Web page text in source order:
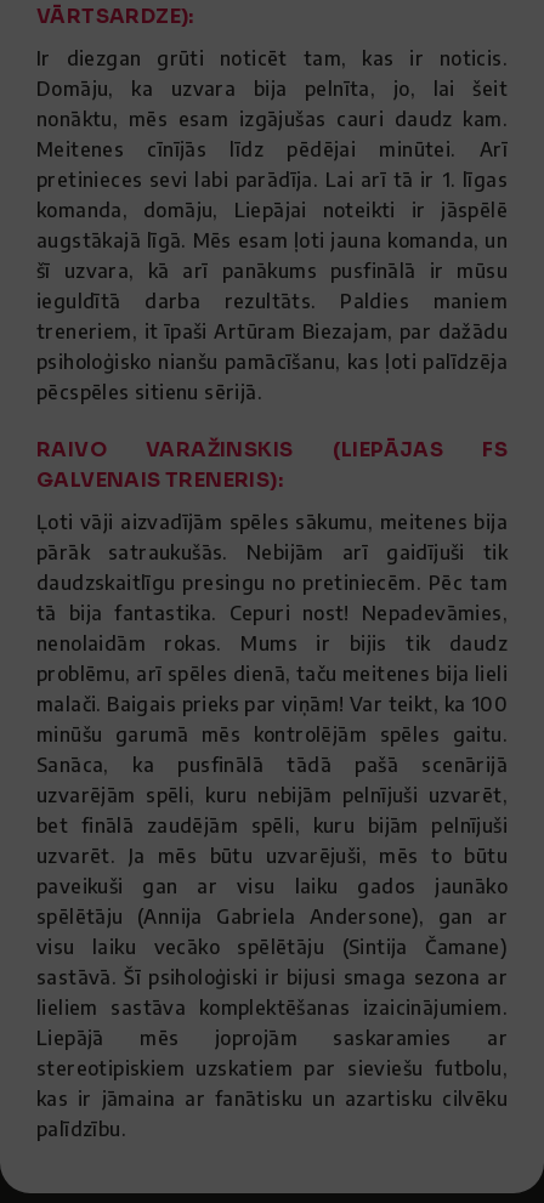
VĀRTSARDZE):
Ir diezgan grūti noticēt tam, kas ir noticis.
Domāju, ka uzvara bija pelnīta, jo, lai šeit
nonāktu, mēs esam izgājušas cauri daudz kam.
Meitenes cīnījās līdz pēdējai minūtei. Arī
pretinieces sevi labi parādīja. Lai arī tā ir 1. līgas
komanda, domāju, Liepājai noteikti ir jāspēlē
augstākajā līgā. Mēs esam ļoti jauna komanda, un
šī uzvara, kā arī panākums pusfinālā ir mūsu
ieguldītā darba rezultāts. Paldies maniem
treneriem, it īpaši Artūram Biezajam, par dažādu
psiholoģisko nianšu pamācīšanu, kas ļoti palīdzēja
pēcspēles sitienu sērijā.
RAIVO VARAŽINSKIS (LIEPĀJAS FS
GALVENAIS TRENERIS):
Ļoti vāji aizvadījām spēles sākumu, meitenes bija
pārāk satraukušās. Nebijām arī gaidījuši tik
daudzskaitlīgu presingu no pretiniecēm. Pēc tam
tā bija fantastika. Cepuri nost! Nepadevāmies,
nenolaidām rokas. Mums ir bijis tik daudz
problēmu, arī spēles dienā, taču meitenes bija lieli
malači. Baigais prieks par viņām! Var teikt, ka 100
minūšu garumā mēs kontrolējām spēles gaitu.
Sanāca, ka pusfinālā tādā pašā scenārijā
uzvarējām spēli, kuru nebijām pelnījuši uzvarēt,
bet finālā zaudējām spēli, kuru bijām pelnījuši
uzvarēt. Ja mēs būtu uzvarējuši, mēs to būtu
paveikuši gan ar visu laiku gados jaunāko
spēlētāju (Annija Gabriela Andersone), gan ar
visu laiku vecāko spēlētāju (Sintija Čamane)
sastāvā. Šī psiholoģiski ir bijusi smaga sezona ar
lieliem sastāva komplektēšanas izaicinājumiem.
Liepājā mēs joprojām saskaramies ar
stereotipiskiem uzskatiem par sieviešu futbolu,
kas ir jāmaina ar fanātisku un azartisku cilvēku
palīdzību.